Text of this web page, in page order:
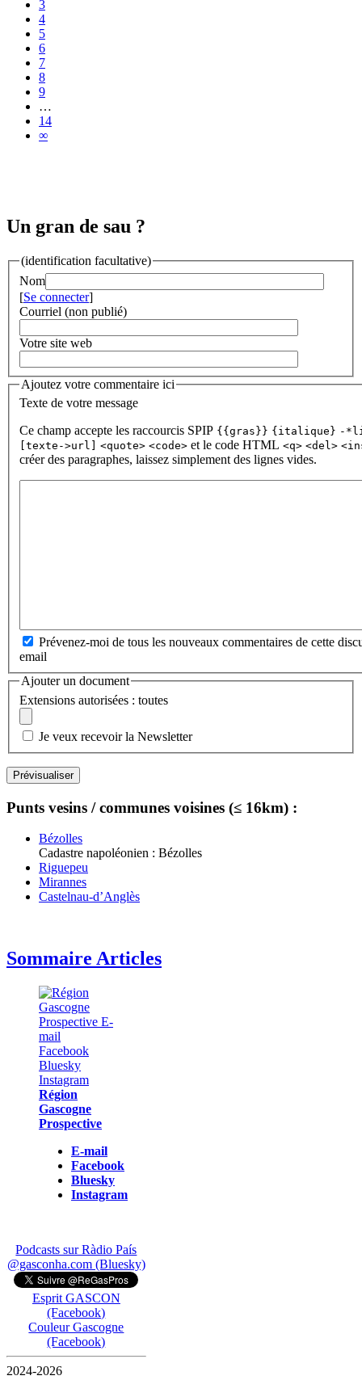
3
4
5
6
7
8
9
…
14
∞
Un gran de sau ?
(identification facultative)
Nom
[Se connecter]
Courriel (non publié)
Votre site web
Ajoutez votre commentaire ici
Texte de votre message
Ce champ accepte les raccourcis SPIP {{gras}} {italique} -
[texte->url]
<quote> <code> et le code HTML <q> <del>
créer des paragraphes, laissez simplement des lignes vides.
Prévenez-moi de tous les nouveaux commentaires de cette
email
Ajouter un document
Extensions autorisées : toutes
Je veux recevoir la Newsletter
Punts vesins / communes voisines (≤ 16km) :
Bézolles
Cadastre napoléonien : Bézolles
Riguepeu
Mirannes
Castelnau-d’Anglès
Sommaire Articles
Région
Gascogne
Prospective
E-mail
Facebook
Bluesky
Instagram
Podcasts sur Ràdio País
@gasconha.com (Bluesky)
Esprit GASCON
(Facebook)
Couleur Gascogne
(Facebook)
2024-2026